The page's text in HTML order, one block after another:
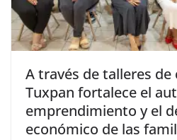
A través de talleres de
Tuxpan fortalece el
emprendimiento y el
económico de las